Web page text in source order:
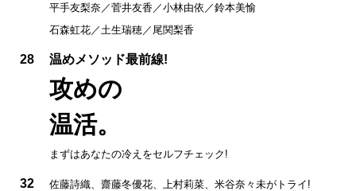
平手友梨奈／菅井友香／小林由依／鈴本美愉
石森虹花／土生瑞穂／尾関梨香
28 温めメソッド最前線!
攻めの
温活。
まずはあなたの冷えをセルフチェック!
32 佐藤詩織、齋藤冬優花、上村莉菜、米谷奈々未がトライ!